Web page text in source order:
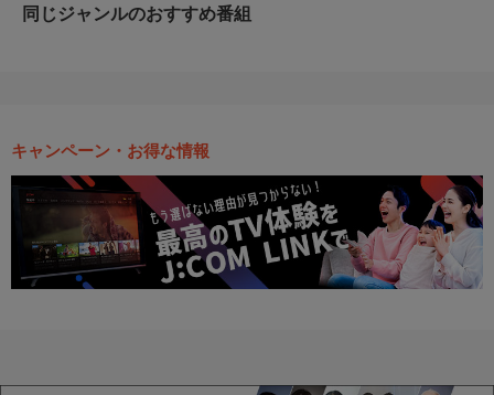
同じジャンルのおすすめ番組
キャンペーン・お得な情報